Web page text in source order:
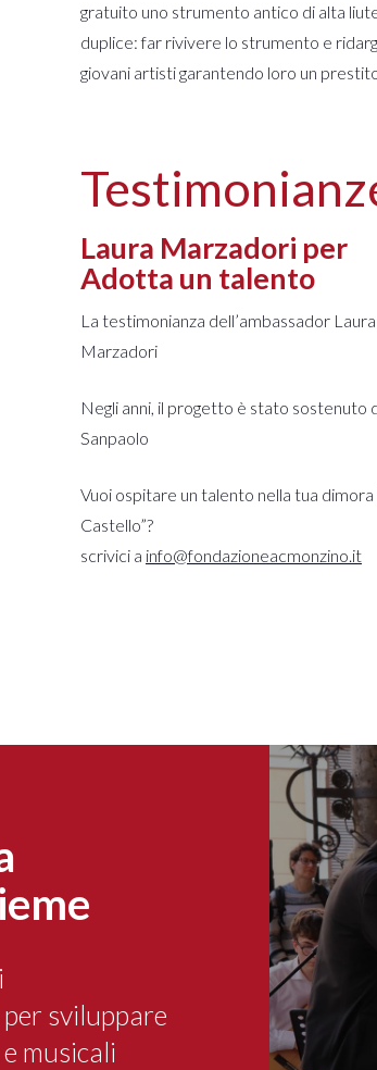
gratuito uno strumento antico di alta
duplice: far rivivere lo strumento e
giovani artisti garantendo loro un
Laura Marzadori per
Adotta un talento
La testimonianza dell’ambassador Laura
Marzadori
Negli anni, il progetto è stato sostenuto
Sanpaolo
Vuoi ospitare un talento nella tua dimora
Castello”?
scrivici a info@fondazioneacmonzino.it
per sviluppare
musicali